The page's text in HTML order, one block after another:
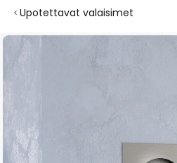
Upotettavat valaisimet
Skip
the
end
of
the
images